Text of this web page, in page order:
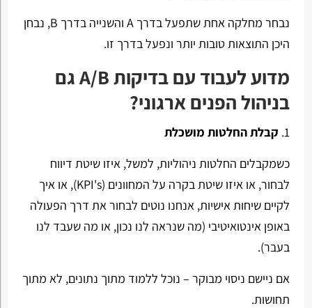
נבחר מחלקה אחת שתפעל בדרך A והשנייה בדרך B, נבחן
היכן התוצאות טובות יותר ונפעל בדרך זו.
מדוע לעבוד עם בדיקות A/B גם
בניהול הפנים ארגוני?
1. קבלת החלטות מושכלת
כשמקבלים החלטות ניהוליות, למשל, איזו שיטת דיווח
לבחור, או איזו שיטת בקרה על המחוונים (KPI's), או איך
לקיים שיחות אישיות, אנחנו נוטים לבחור את דרך הפעולה
באופן אינטואיטיבי (מה שנראה לנו נכון, או מה שעבד לנו
בעבר).
אם ניישם ניסוי מבוקר – נוכל ללמוד מתוך נתונים, לא מתוך
תחושות.